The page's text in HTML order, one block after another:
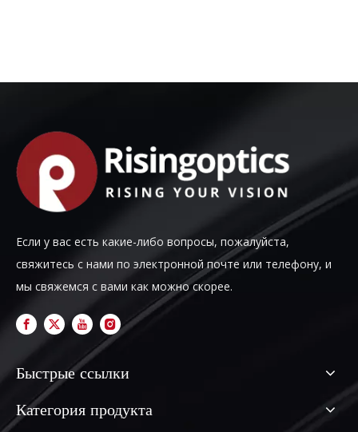
Если у вас есть какие-либо вопросы, пожалуйста,
свяжитесь с нами по электронной почте или телефону, и
мы свяжемся с вами как можно скорее.
Быстрые ссылки
Категория продукта